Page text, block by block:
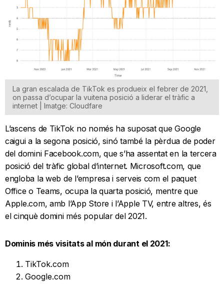
La gran escalada de TikTok es produeix el febrer de 2021,
on passa d’ocupar la vuitena posició a liderar el tràfic a
internet | Imatge: Cloudfare
L’ascens de TikTok no només ha suposat que Google
caigui a la segona posició, sinó també la pèrdua de poder
del domini Facebook.com, que s’ha assentat en la tercera
posició del tràfic global d’internet. Microsoft.com, que
engloba la web de l’empresa i serveis com el paquet
Office o Teams, ocupa la quarta posició, mentre que
Apple.com, amb l’App Store i l’Apple TV, entre altres, és
el cinquè domini més popular del 2021.
Dominis més visitats al món durant el 2021:
TikTok.com
Google.com